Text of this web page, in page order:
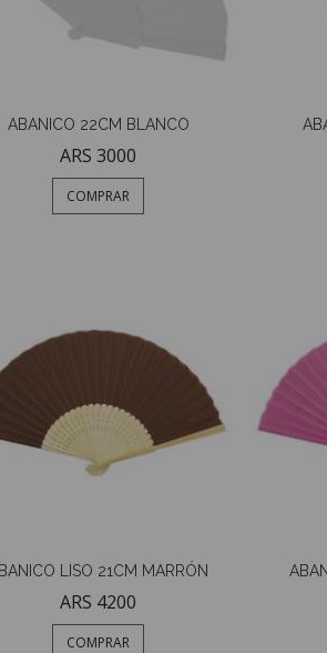
ABANICO 22CM BLANCO
ARS 3000
COMPRAR
LISO 21CM MARRÓN
ARS 4200
COMPRAR